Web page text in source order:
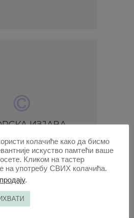
ИЗЈАВА
колачиће како да бисмо
искуство памтећи ваше
Кликом на тастер
на употребу СВИХ колачића.
.